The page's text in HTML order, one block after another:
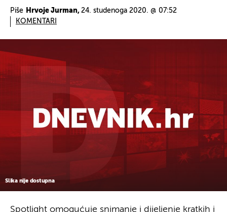
Piše Hrvoje Jurman, 24. studenoga 2020. @ 07:52
KOMENTARI
Slika nije dostupna
Spotlight omogućuje snimanje i dijeljenje kratkih i